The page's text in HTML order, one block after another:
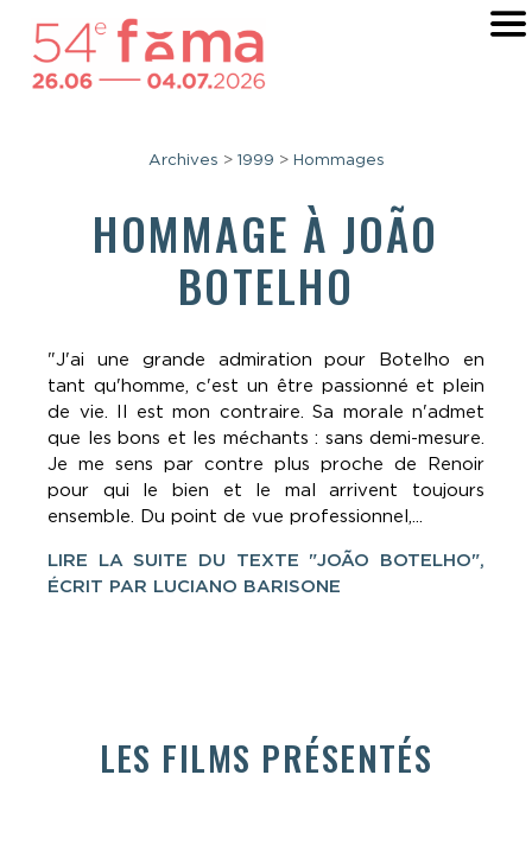
Archives > 1999 > Hommages
HOMMAGE À JOÃO
BOTELHO
"J'ai une grande admiration pour Botelho en
tant qu'homme, c'est un être passionné et plein
de vie. Il est mon contraire. Sa morale n'admet
que les bons et les méchants : sans demi-mesure.
Je me sens par contre plus proche de Renoir
pour qui le bien et le mal arrivent toujours
ensemble. Du point de vue professionnel,...
LIRE LA SUITE DU TEXTE "JOÃO BOTELHO",
ÉCRIT PAR LUCIANO BARISONE
LES FILMS PRÉSENTÉS